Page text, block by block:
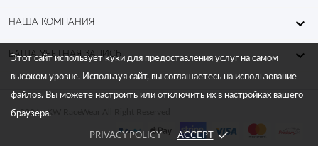
НАША КОМПАНИЯ 
ВАША УЧЕТНАЯ ЗАПИСЬ 
Этот сайт использует куки для предоставления услуг на самом
высоком уровне. Используя сайт, вы соглашаетесь на использование
файлов. Вы можете настроить или отключить их в настройках вашего
браузера.
PRIVACY POLICY ACCEPT done
© 2026 - KW RaceWear All Right Reserved